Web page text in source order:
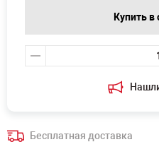
Купить в
Бесплатная доставка